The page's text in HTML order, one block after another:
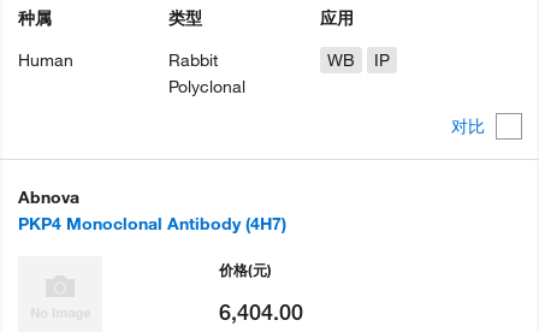
对比
种属
Human
类型
Rabbit
Polyclonal
应用
WB
IP
Abnova
PKP4 Monoclonal Antibody (4H7)
价格(元)
6,404.00